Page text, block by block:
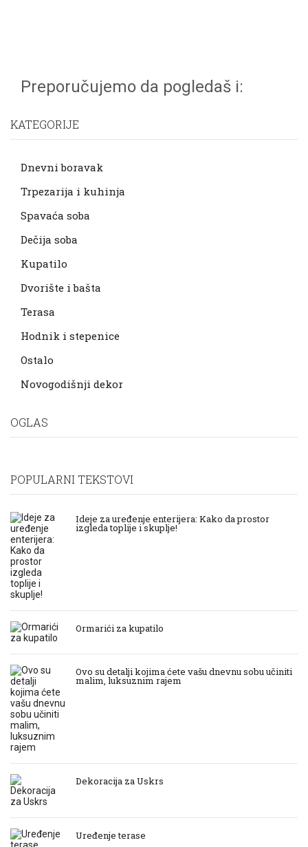
Preporučujemo da pogledaš i:
KATEGORIJE
Dnevni boravak
Trpezarija i kuhinja
Spavaća soba
Dečija soba
Kupatilo
Dvorište i bašta
Terasa
Hodnik i stepenice
Ostalo
Novogodišnji dekor
OGLAS
POPULARNI TEKSTOVI
Ideje za uređenje enterijera: Kako da prostor
izgleda toplije i skuplje!
Ormarići za kupatilo
Ovo su detalji kojima ćete vašu dnevnu sobu učiniti
malim, luksuznim rajem
Dekoracija za Uskrs
Uređenje terase